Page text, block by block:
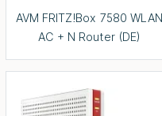
AVM FRITZ!Box 7580 WLAN
AC + N Router (DE)